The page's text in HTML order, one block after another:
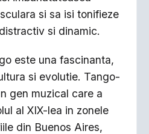
si sa isi tonifieze
si dinamic.
este una fascinanta,
si evolutie. Tango-
gen muzical care a
al XIX-lea in zonele
din Buenos Aires,